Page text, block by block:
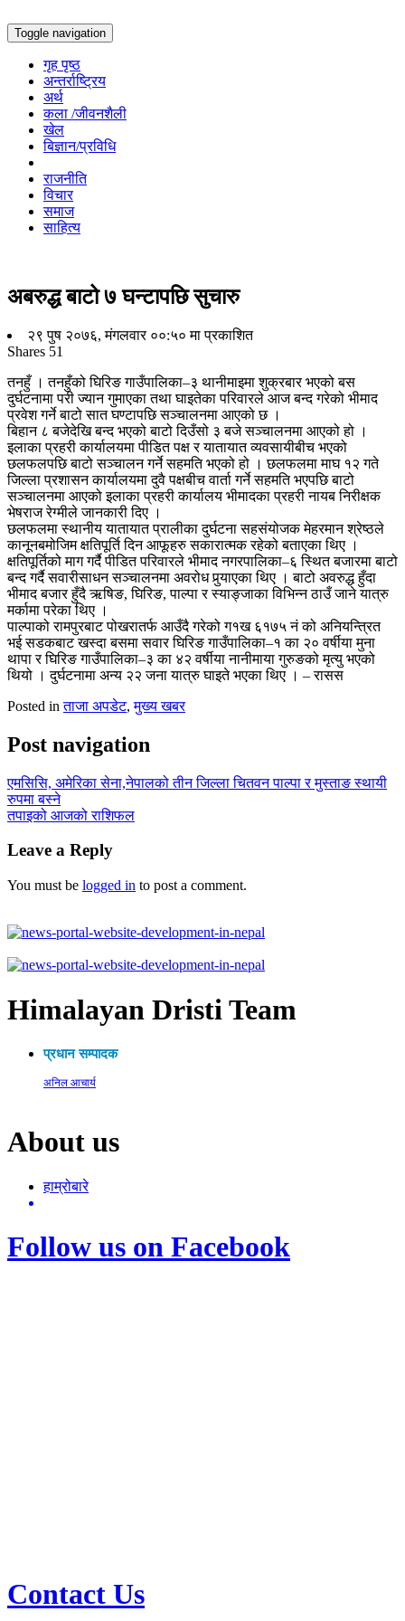
Toggle navigation
गृह पृष्ठ
अन्तर्राष्ट्रिय
अर्थ
कला /जीवनशैली
खेल
बिज्ञान/प्रविधि
राजनीति
विचार
समाज
साहित्य
अबरुद्ध बाटो ७ घन्टापछि सुचारु
२९ पुष २०७६, मंगलवार ००:५० मा प्रकाशित
Shares 51
तनहुँ । तनहुँको घिरिङ गाउँपालिका–३ थानीमाइमा शुक्रबार भएको बस
दुर्घटनामा परी ज्यान गुमाएका तथा घाइतेका परिवारले आज बन्द गरेको भीमाद
प्रवेश गर्ने बाटो सात घण्टापछि सञ्चालनमा आएको छ ।
बिहान ८ बजेदेखि बन्द भएको बाटो दिउँसो ३ बजे सञ्चालनमा आएको हो ।
इलाका प्रहरी कार्यालयमा पीडित पक्ष र यातायात व्यवसायीबीच भएको
छलफलपछि बाटो सञ्चालन गर्ने सहमति भएको हो । छलफलमा माघ १२ गते
जिल्ला प्रशासन कार्यालयमा दुवै पक्षबीच वार्ता गर्ने सहमति भएपछि बाटो
सञ्चालनमा आएको इलाका प्रहरी कार्यालय भीमादका प्रहरी नायब निरीक्षक
भेषराज रेग्मीले जानकारी दिए ।
छलफलमा स्थानीय यातायात प्रालीका दुर्घटना सहसंयोजक मेहरमान श्रेष्ठले
कानूनबमोजिम क्षतिपूर्ति दिन आफूहरु सकारात्मक रहेको बताएका थिए ।
क्षतिपूर्तिको माग गर्दै पीडित परिवारले भीमाद नगरपालिका–६ स्थित बजारमा बाटो
बन्द गर्दै सवारीसाधन सञ्चालनमा अवरोध पुर्‍याएका थिए । बाटो अवरुद्ध हुँदा
भीमाद बजार हुँदै ऋषिङ, घिरिङ, पाल्पा र स्याङ्जाका विभिन्न ठाउँ जाने यात्रु
मर्कामा परेका थिए ।
पाल्पाको रामपुरबाट पोखरातर्फ आउँदै गरेको ग१ख ६१७५ नं को अनियन्त्रित
भई सडकबाट खस्दा बसमा सवार घिरिङ गाउँपालिका–१ का २० वर्षीया मुना
थापा र घिरिङ गाउँपालिका–३ का ४२ वर्षीया नानीमाया गुरुङको मृत्यु भएको
थियो । दुर्घटनामा अन्य २२ जना यात्रु घाइते भएका थिए । – रासस
Posted inताजा अपडेट,मुख्य खबर
Post navigation
एमसिसि, अमेरिका सेना,नेपालको तीन जिल्ला चितवन पाल्पा र मुस्ताङ स्थायी
रुपमा बस्ने
तपाइको आजको राशिफल
Leave a Reply
You must be logged in to post a comment.
Himalayan Dristi Team
प्रधान सम्पादक
अनिल आचार्य
About us
हाम्रोबारे
Follow us on Facebook
Contact Us